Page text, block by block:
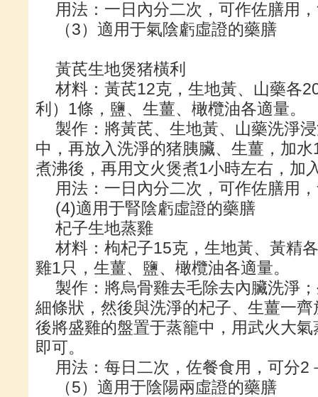
用法：一日內分二次，可作佐膳用
（3）適用于氣陰虧虛證的藥膳
黃芪生地煲猪橫利
材料：黃芪12克，生地黃、山藥各
利）1條，鹽、生薑、橄欖油各適量。
製作：將黃芪、生地黃、山藥洗淨
中，再放入洗淨的猪胰臟、生薑，加
煮沸後，再用文火煲煮1小時左右，加
用法：一日內分二次，可作佐膳用
(4)適用于腎陰虧虛證的藥膳
杞子生地蒸雞
材料：枸杞子15克，生地黃、黃精
雞1只，生薑、鹽、橄欖油各適量。
製作：將烏骨雞去毛除去內臟洗淨
細條狀，然後與洗淨的杞子、生薑一
後將盛雞的盤置于蒸籠中，用武火大
即可。
用法：每日二次，佐餐食用，可分2
（5）適用于陰陽兩虛證的藥膳